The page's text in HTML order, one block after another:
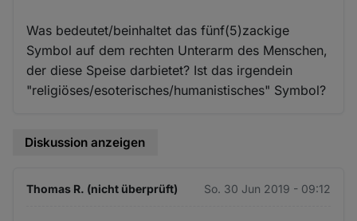
Was bedeutet/beinhaltet das fünf(5)zackige
Symbol auf dem rechten Unterarm des Menschen,
der diese Speise darbietet? Ist das irgendein
"religiöses/esoterisches/humanistisches" Symbol?
Diskussion anzeigen
Thomas R. (nicht überprüft) So. 30 Jun 2019 - 09:12